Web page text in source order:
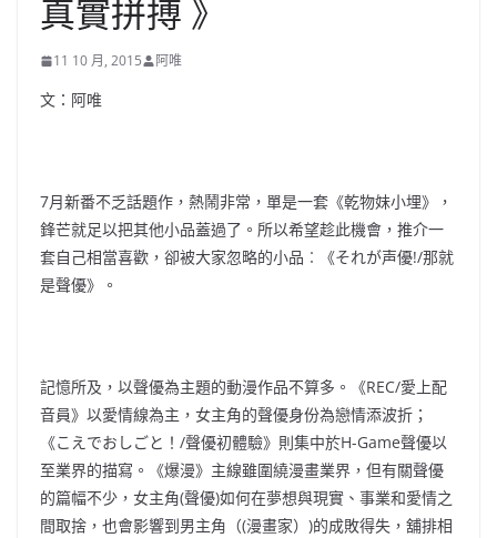
真實拼搏 》
11 10 月, 2015 阿唯
文：阿唯
7月新番不乏話題作，熱鬧非常，單是一套《乾物妹小埋》，
鋒芒就足以把其他小品蓋過了。所以希望趁此機會，推介一
套自己相當喜歡，卻被大家忽略的小品︰《それが声優!/那就
是聲優》。
記憶所及，以聲優為主題的動漫作品不算多。《REC/愛上配
音員》以愛情線為主，女主角的聲優身份為戀情添波折；
《こえでおしごと！/聲優初體驗》則集中於H-Game聲優以
至業界的描寫。《爆漫》主線雖圍繞漫畫業界，但有關聲優
的篇幅不少，女主角(聲優)如何在夢想與現實、事業和愛情之
間取捨，也會影響到男主角（(漫畫家）)的成敗得失，舖排相